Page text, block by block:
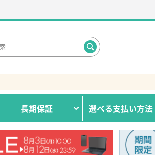
長期保証 選べる支払い方法